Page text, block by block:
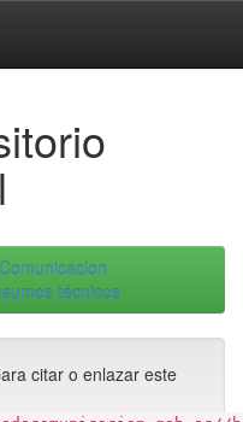
técnicos
citar o enlazar este